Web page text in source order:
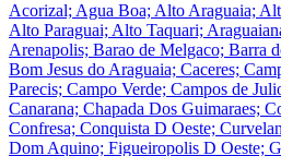
Acorizal; Agua Boa; Alto Araguaia;
Alto Paraguai; Alto Taquari;
Arenapolis; Barao de Melgaco; Barra
Bom Jesus do Araguaia; Caceres;
Parecis; Campo Verde; Campos de
Canarana; Chapada Dos Guimaraes;
Confresa; Conquista D Oeste;
Dom Aquino; Figueiropolis D Oeste;